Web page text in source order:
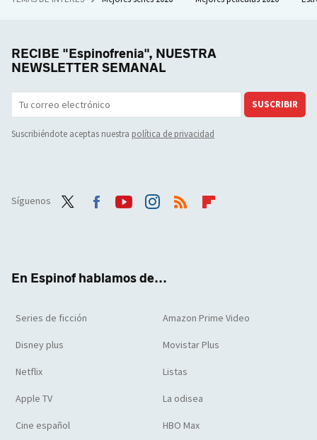
RECIBE "Espinofrenia", NUESTRA
NEWSLETTER SEMANAL
SUSCRIBIR
Suscribiéndote aceptas nuestra política de privacidad
Síguenos
En Espinof hablamos de...
Series de ficción Amazon Prime Video
Disney plus Movistar Plus
Netflix Listas
Apple TV La odisea
Cine español HBO Max